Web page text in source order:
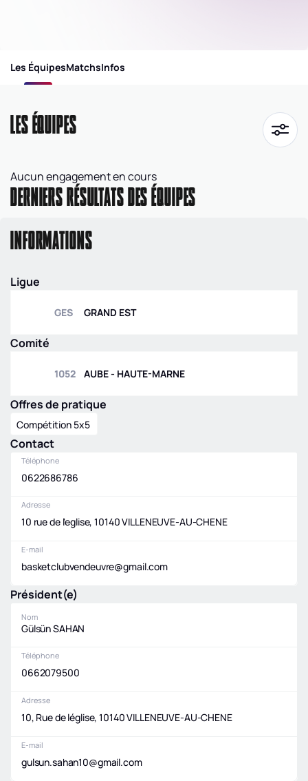
Les ÉquipesMatchsInfos
LES ÉQUIPES
Aucun engagement en cours
DERNIERS RÉSULTATS DES ÉQUIPES
INFORMATIONS
Ligue
GES GRAND EST
Comité
1052 AUBE - HAUTE-MARNE
Offres de pratique
Compétition 5x5
Contact
Téléphone
0622686786
Adresse
10 rue de l'eglise, 10140 VILLENEUVE-AU-CHENE
E-mail
basketclubvendeuvre@gmail.com
Président(e)
Nom
Gülsün SAHAN
Téléphone
0662079500
Adresse
10, Rue de léglise, 10140 VILLENEUVE-AU-CHENE
E-mail
gulsun.sahan10@gmail.com